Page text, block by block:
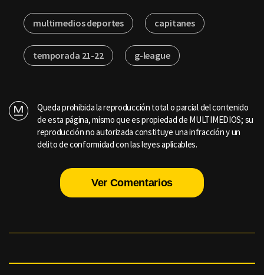
multimedios deportes capitanes
temporada 21-22 g-league
Queda prohibida la reproducción total o parcial del contenido
de esta página, mismo que es propiedad de MULTIMEDIOS; su
reproducción no autorizada constituye una infracción y un
delito de conformidad con las leyes aplicables.
Ver Comentarios